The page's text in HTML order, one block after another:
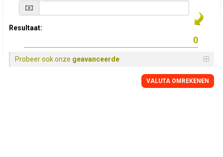
Resultaat:
Probeer ook onze geavanceerde
VALUTA OMREKENEN